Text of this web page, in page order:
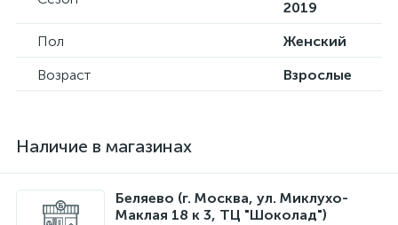
2019
Пол
Женский
Возраст
Взрослые
Наличие в магазинах
Беляево (г. Москва, ул. Миклухо-
Маклая 18 к 3, ТЦ "Шоколад")